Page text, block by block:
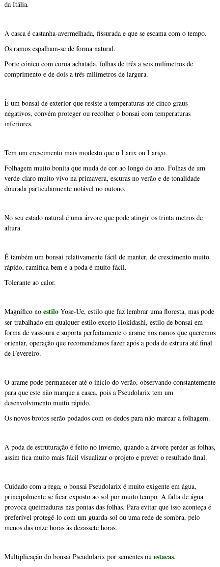
da Itália.
A casca é castanha-avermelhada, fissurada e que se escama com o tempo.
Os ramos espalham-se de forma natural.
Porte cónico com coroa achatada, folhas de três a seis milímetros de
comprimento e de dois a três milímetros de largura.
È um bonsai de exterior que resiste a temperaturas até cinco graus
negativos, convém proteger ou recolher o bonsai com temperaturas
inferiores.
Tem um crescimento mais modesto que o Larix ou Lariço.
Folhagem muito bonita que muda de cor ao longo do ano. Folhas de um
verde-claro muito vivo na primavera, escuras no verão e de tonalidade
dourada particularmente notável no outono.
No seu estado natural é uma árvore que pode atingir os trinta metros de
altura.
É também um bonsai relativamente fácil de manter, de crescimento muito
rápido, ramifica bem e a poda é muito fácil.
Tolerante ao calor.
Magnífico no estilo Yose-Ue, estilo que faz lembrar uma floresta, mas pode
ser trabalhado em qualquer estilo exceto Hokidashi, estilo de bonsai em
forma de vassoura e suporta perfeitamente o arame nos ramos que queremos
orientar, operação que recomendamos fazer após a poda de estrura até final
de Fevereiro.
O arame pode permanecer até o início do verão, observando constantemente
para que este não marque a casca, pois a Pseudolarix tem um
desenvolvimento muito rápido.
Os novos brotos serão podados com os dedos para não marcar a folhagem.
A poda de estruturação é feito no inverno, quando a árvore perder as folhas,
assim fica muito mais fácil visualizar o projeto e prever o resultado final.
Cuidado com a rega, o bonsai Pseudolarix é muito exigente em água,
principalmente se ficar exposto ao sol por muito tempo. A falta de água
provoca queimaduras nas pontas das folhas. Para evitar que isso aconteça é
preferível protegê-lo com um guarda-sol ou uma rede de sombra, pelo
menos das onze horas às dezassete horas.
Multiplicação do bonsai Pseudolarix por sementes ou estacas.